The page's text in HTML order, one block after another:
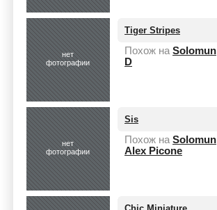
нет
фотографии
Tiger Stripes
Похож на Solomun
D
нет
фотографии
Sis
Похож на Solomun
Alex Picone